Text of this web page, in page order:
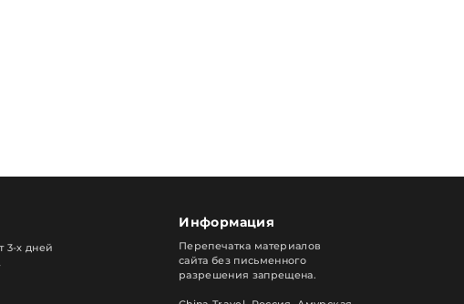
3-х дней
Информация
Перепечатка материалов
сайта без письменного
разрешения запрещена.